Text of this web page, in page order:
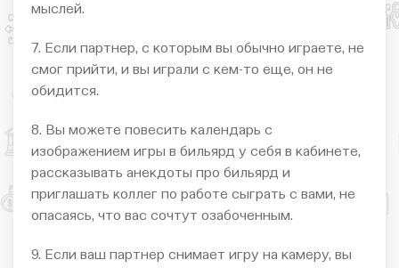
мыслей.
7. Если партнер, с которым вы обычно играете, не
смог прийти, и вы играли с кем-то еще, он не
обидится.
8. Вы можете повесить календарь с
изображением игры в бильярд у себя в кабинете,
рассказывать анекдоты про бильярд и
приглашать коллег по работе сыграть с вами, не
опасаясь, что вас сочтут озабоченным.
9. Если ваш партнер снимает игру на камеру, вы